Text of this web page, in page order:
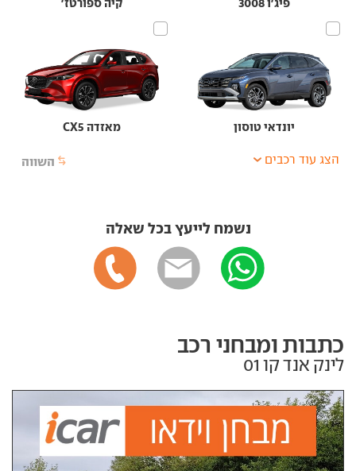
יונדאי טוסון מאזדה CX5
השווה הצג עוד רכבים
נשמח לייעץ בכל שאלה
כתבות ומבחני רכב
לינק אנד קו 01